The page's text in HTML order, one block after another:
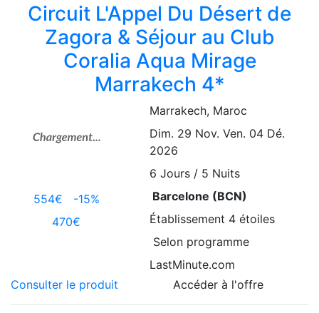
Circuit L'Appel Du Désert de
Zagora & Séjour au Club
Coralia Aqua Mirage
Marrakech 4*
554€ -15%
470€
Marrakech, Maroc
Dim. 29 Nov. Ven. 04 Dé.
2026
6 Jours / 5 Nuits
Barcelone (BCN)
Établissement 4 étoiles
Selon programme
LastMinute.com
Consulter le produit
Accéder à l'offre